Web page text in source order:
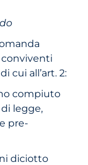
conviventi
cui all’art. 2:
compiuto
legge,
pre-
diciotto